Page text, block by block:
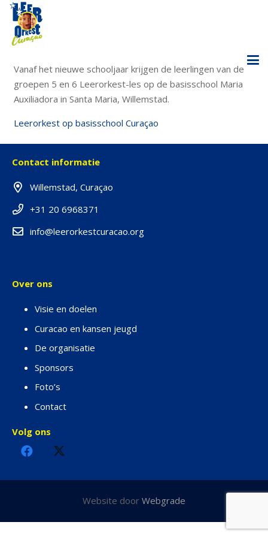
Vanaf het nieuwe schooljaar krijgen de leerlingen van de
groepen 5 en 6 Leerorkest-les op de basisschool Maria
Auxiliadora in Santa Maria, Willemstad.
Leerorkest op basisschool Curaçao
Contact informatie
Willemstad, Curaçao
+31 20 6968371
info@leerorkestcuracao.org
Over ons
Visie en doelen
Curacao en kansen jeugd
De organisatie
Sponsors
Foto’s
Contact
Volg ons
Website door Webgrade